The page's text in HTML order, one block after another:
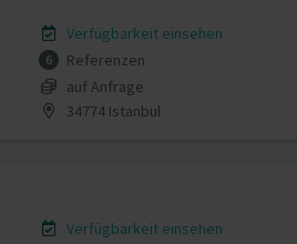
Verfügbarkeit einsehen
6
Referenzen
auf Anfrage
34774 Istanbul
Verfügbarkeit einsehen